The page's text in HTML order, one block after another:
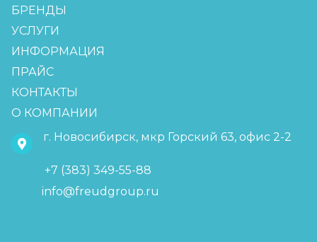
БРЕНДЫ
УСЛУГИ
ИНФОРМАЦИЯ
ПРАЙС
КОНТАКТЫ
О КОМПАНИИ
г. Новосибирск, мкр Горский 63, офис 2-2
+7 (383) 349-55-88
info@freudgroup.ru